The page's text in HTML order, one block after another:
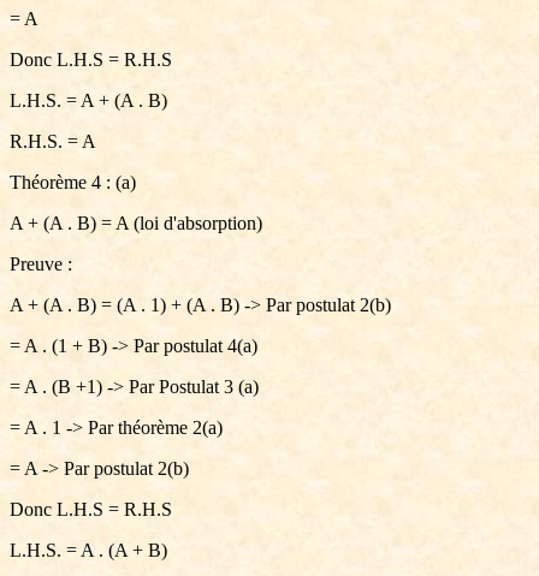
= A
Donc L.H.S = R.H.S
L.H.S. = A + (A . B)
R.H.S. = A
Théorème 4 : (a)
A + (A . B) = A (loi d'absorption)
Preuve :
A + (A . B) = (A . 1) + (A . B) -> Par postulat 2(b)
= A . (1 + B) -> Par postulat 4(a)
= A . (B +1) -> Par Postulat 3 (a)
= A . 1 -> Par théorème 2(a)
= A -> Par postulat 2(b)
Donc L.H.S = R.H.S
L.H.S. = A . (A + B)